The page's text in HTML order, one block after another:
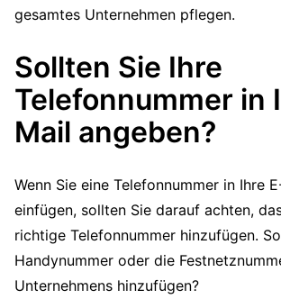
gesamtes Unternehmen pflegen.
Sollten Sie Ihre
Telefonnummer in
Mail angeben?
Wenn Sie eine Telefonnummer in Ihre
einfügen, sollten Sie darauf achten,
richtige Telefonnummer hinzufügen.
Handynummer oder die
Unternehmens hinzufügen?